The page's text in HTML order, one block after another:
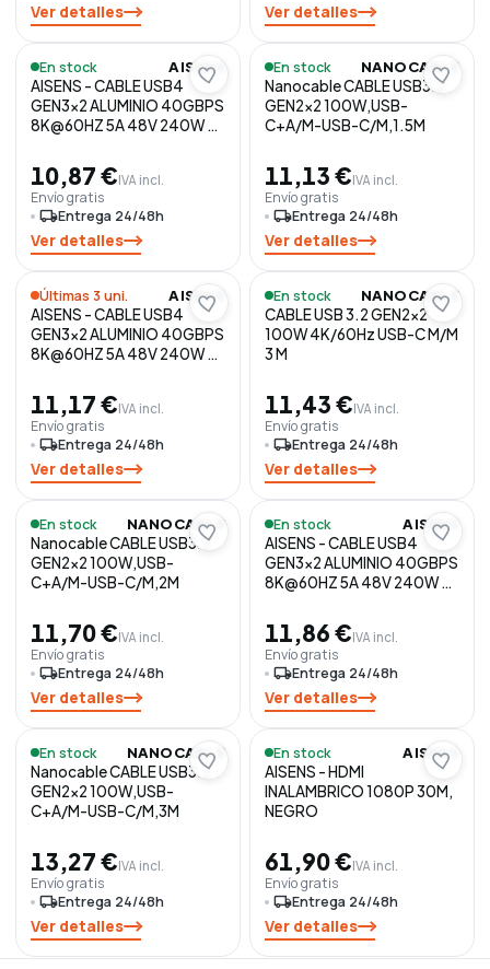
Ver detalles Ver detalles
En stock AISENS
AISENS - CABLE USB4
GEN3x2 ALUMINIO 40GBPS
8K@60HZ 5A 48V 240W E-
USB-C/M, NEGRO, 0.5M
10,87 €IVA incl.
Envío gratis
local_shippingEntrega 24/48h
Ver detalles
En stock NANOCABLE
Nanocable CABLE USB3.2
GEN2x2 100W,USB-
C+A/M-USB-C/M,1.5M
11,13 €IVA incl.
Envío gratis
local_shippingEntrega 24/48h
Ver detalles
Últimas 3 uni. AISENS
AISENS - CABLE USB4
GEN3x2 ALUMINIO 40GBPS
8K@60HZ 5A 48V 240W E-
USB-C/M, NEGRO, 1.0M
11,17 €IVA incl.
Envío gratis
local_shippingEntrega 24/48h
Ver detalles
En stock NANOCABLE
CABLE USB 3.2 GEN2x2
100W 4K/60Hz USB-C M/M
3 M
11,43 €IVA incl.
Envío gratis
local_shippingEntrega 24/48h
Ver detalles
En stock NANOCABLE
Nanocable CABLE USB3.2
GEN2x2 100W,USB-
C+A/M-USB-C/M,2M
11,70 €IVA incl.
Envío gratis
local_shippingEntrega 24/48h
Ver detalles
En stock AISENS
AISENS - CABLE USB4
GEN3x2 ALUMINIO 40GBPS
8K@60HZ 5A 48V 240W E-
USB-C/M, NEGRO, 1.5M
11,86 €IVA incl.
Envío gratis
local_shippingEntrega 24/48h
Ver detalles
En stock NANOCABLE
Nanocable CABLE USB3.2
GEN2x2 100W,USB-
C+A/M-USB-C/M,3M
13,27 €IVA incl.
Envío gratis
local_shippingEntrega 24/48h
Ver detalles
En stock AISENS
AISENS - HDMI
INALAMBRICO 1080P 30M,
NEGRO
61,90 €IVA incl.
Envío gratis
local_shippingEntrega 24/48h
Ver detalles